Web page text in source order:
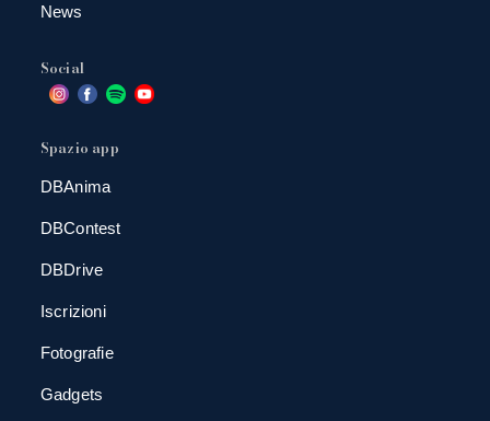
News
Social
Spazio app
DBAnima
DBContest
DBDrive
Iscrizioni
Fotografie
Gadgets